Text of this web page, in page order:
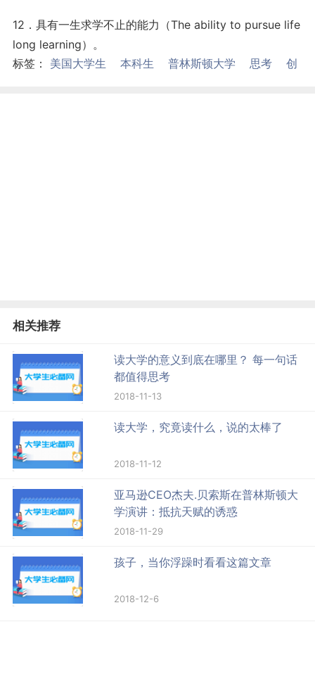
12．具有一生求学不止的能力（The ability to pursue life
long learning）。
标签：
美国大学生 本科生 普林斯顿大学 思考
创
相关推荐
读大学的意义到底在哪里？ 每一句话
都值得思考
2018-11-13
读大学，究竟读什么，说的太棒了
2018-11-12
亚马逊CEO杰夫.贝索斯在普林斯顿大
学演讲：抵抗天赋的诱惑
2018-11-29
孩子，当你浮躁时看看这篇文章
2018-12-6